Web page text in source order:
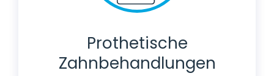
Prothetische
Zahnbehandlungen